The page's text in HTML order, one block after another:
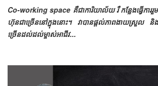
Co-working space គឺជាការិយាល័យ រឺ កន្លែងធ្វើកា
ហ៊ុនជាច្រើននៅក្នុងនោះ។ វាបានផ្តល់ភាពងាយស្រួល
ច្រើនដល់ដល់ម្ចាស់អាជីវ...